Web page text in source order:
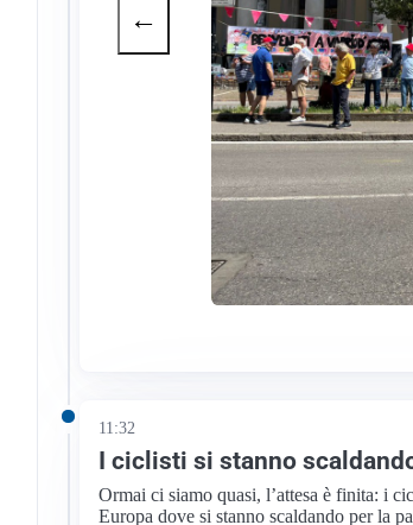
←
11:32
I ciclisti si stanno
Ormai ci siamo quasi, l’attesa è finita: i
Europa dove si stanno scaldando per la